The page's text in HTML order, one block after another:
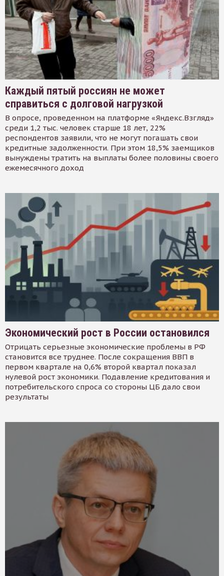
Каждый пятый россиян не может
справиться с долговой нагрузкой
В опросе, проведенном на платформе «Яндекс.Взгляд»
среди 1,2 тыс. человек старше 18 лет, 22%
респондентов заявили, что не могут погашать свои
кредитные задолженности. При этом 18,5% заемщиков
вынуждены тратить на выплаты более половины своего
ежемесячного доход
Экономический рост в России остановился
Отрицать серьезные экономические проблемы в РФ
становится все труднее. После сокращения ВВП в
первом квартале на 0,6% второй квартал показал
нулевой рост экономики. Подавление кредитования и
потребительского спроса со стороны ЦБ дало свои
результаты